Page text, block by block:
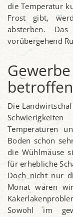
die Temperatur
Frost gibt,
absterben.
vorübergehend
betroffen
Die
Temperaturen
Boden schon
die Wühlmäuse
für erhebliche
Doch nicht nur
Monat waren
Sowohl im